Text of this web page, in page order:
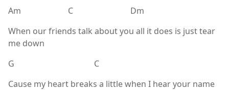
Am C Dm
When our friends talk about you all it does is just tear
me down
G C
Cause my heart breaks a little when I hear your name